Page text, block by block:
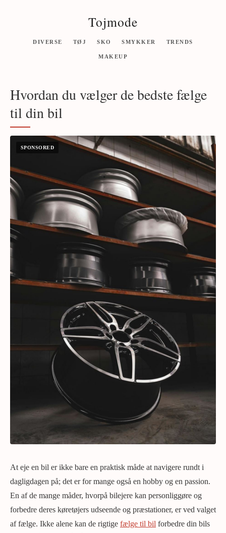
Tojmode
DIVERSE TØJ SKO SMYKKER TRENDS
MAKEUP
Hvordan du vælger de bedste fælge
til din bil
At eje en bil er ikke bare en praktisk måde at navigere rundt i
dagligdagen på; det er for mange også en hobby og en passion.
En af de mange måder, hvorpå bilejere kan personliggøre og
forbedre deres køretøjers udseende og præstationer, er ved valget
af fælge. Ikke alene kan de rigtige fælge til bil forbedre din bils